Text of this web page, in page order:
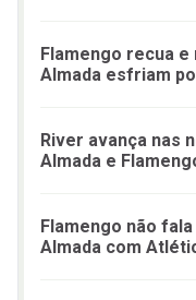
Flamengo recua
Almada esfriam
River avança nas
Almada e
Flamengo não
Almada com